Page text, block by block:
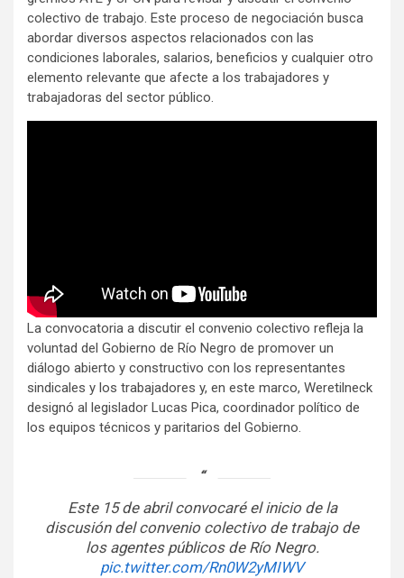
colectivo de trabajo. Este proceso de negociación busca
abordar diversos aspectos relacionados con las
condiciones laborales, salarios, beneficios y cualquier otro
elemento relevante que afecte a los trabajadores y
trabajadoras del sector público.
La convocatoria a discutir el convenio colectivo refleja la
voluntad del Gobierno de Río Negro de promover un
diálogo abierto y constructivo con los representantes
sindicales y los trabajadores y, en este marco, Weretilneck
designó al legislador Lucas Pica, coordinador político de
los equipos técnicos y paritarios del Gobierno.
Este 15 de abril convocaré el inicio de la
discusión del convenio colectivo de trabajo de
los agentes públicos de Río Negro.
pic.twitter.com/Rn0W2yMIWV